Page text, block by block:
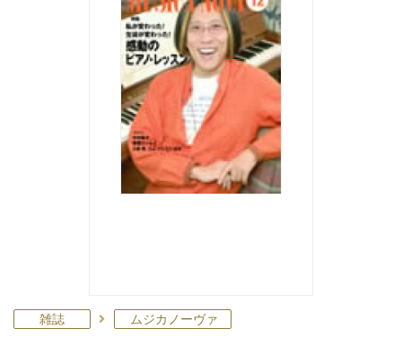
雑誌 ムジカノーヴァ